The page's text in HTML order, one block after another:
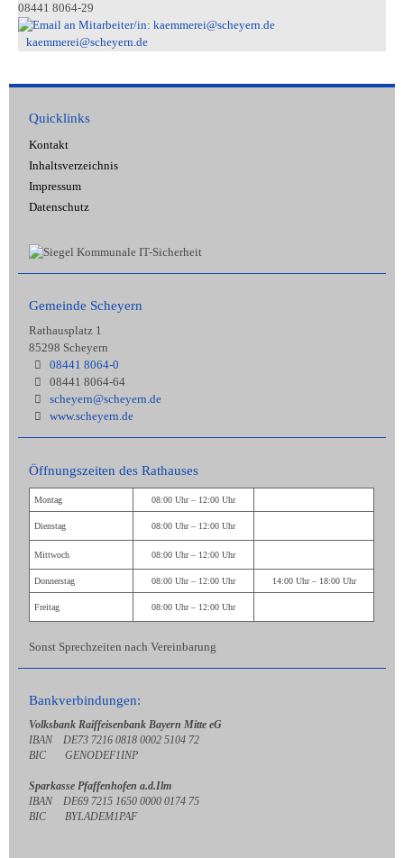
08441 8064-29
kaemmerei@scheyern.de
Quicklinks
Kontakt
Inhaltsverzeichnis
Impressum
Datenschutz
Gemeinde Scheyern
Rathausplatz 1
85298 Scheyern
08441 8064-0
08441 8064-64
scheyern@scheyern.de
www.scheyern.de
Öffnungszeiten des Rathauses
Montag 08:00 Uhr – 12:00 Uhr
Dienstag 08:00 Uhr – 12:00 Uhr
Mittwoch 08:00 Uhr – 12:00 Uhr
Donnerstag 08:00 Uhr – 12:00 Uhr 14:00 Uhr – 18:00 Uhr
Freitag 08:00 Uhr – 12:00 Uhr
Sonst Sprechzeiten nach Vereinbarung
Bankverbindungen:
Volksbank Raiffeisenbank Bayern Mitte eG
IBAN DE73 7216 0818 0002 5104 72
BIC GENODEF1INP
Sparkasse Pfaffenhofen a.d.Ilm
IBAN DE69 7215 1650 0000 0174 75
BIC BYLADEM1PAF